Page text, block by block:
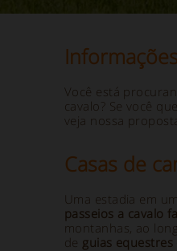
Você está
cavalo? Se você
veja nossa
Casas de
Uma estadia em
passeios a cavalo
montanhas, ao
de guias equestres